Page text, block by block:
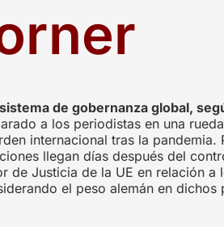
de gobernanza global,
a los periodistas en una
internacional tras la
llegan días después del
de Justicia de la UE en relación
el peso alemán en